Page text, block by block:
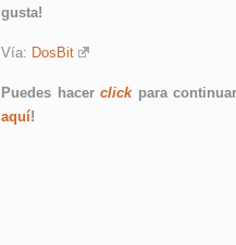
gusta!
Vía: DosBit
Puedes hacerclickpara
aquí!